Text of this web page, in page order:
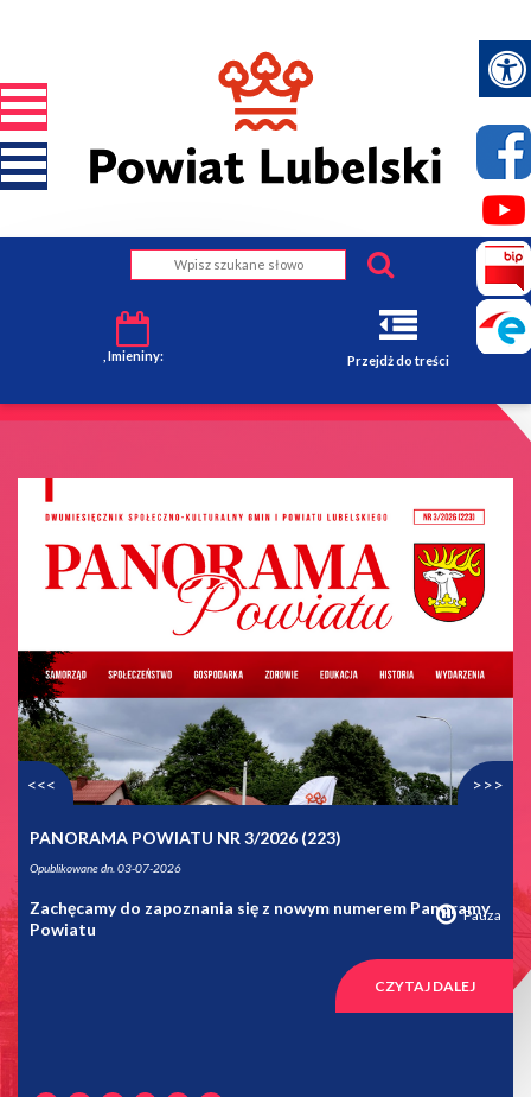
, Imieniny: Przejdż do treści
PANORAMA POWIATU NR 3/2026 (223)
Opublikowane dn. 03-07-2026
Zachęcamy do zapoznania się z nowym numerem Panoramy
Powiatu
CZYTAJ DALEJ
Pauza
<<< >>>